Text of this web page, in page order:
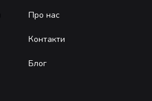
Про нас
Контакти
Блог